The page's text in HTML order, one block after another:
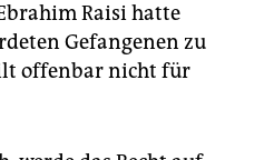
Raisi hatte
Gefangenen zu
offenbar nicht für